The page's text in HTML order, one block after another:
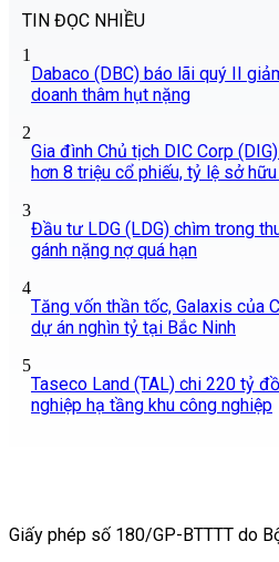
TIN ĐỌC NHIỀU
1
Dabaco (DBC) báo lãi quý II
doanh thâm hụt nặng
2
Gia đình Chủ tịch DIC Corp
hơn 8 triệu cổ phiếu, tỷ lệ sở
3
Đầu tư LDG (LDG) chìm trong
gánh nặng nợ quá hạn
4
Tăng vốn thần tốc, Galaxis của
dự án nghìn tỷ tại Bắc Ninh
5
Taseco Land (TAL) chi 220 tỷ
nghiệp hạ tầng khu công nghiệp
Giấy phép số 180/GP-BTTTT do